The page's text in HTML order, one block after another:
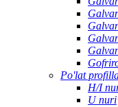
Po'lat
H/I
U nuri